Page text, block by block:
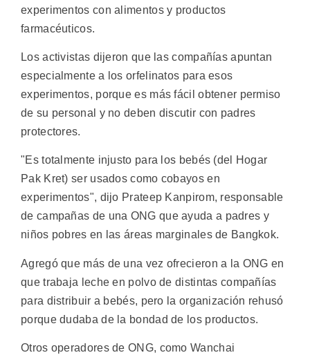
experimentos con alimentos y productos
farmacéuticos.
Los activistas dijeron que las compañías apuntan
especialmente a los orfelinatos para esos
experimentos, porque es más fácil obtener permiso
de su personal y no deben discutir con padres
protectores.
"Es totalmente injusto para los bebés (del Hogar
Pak Kret) ser usados como cobayos en
experimentos", dijo Prateep Kanpirom, responsable
de campañas de una ONG que ayuda a padres y
niños pobres en las áreas marginales de Bangkok.
Agregó que más de una vez ofrecieron a la ONG en
que trabaja leche en polvo de distintas compañías
para distribuir a bebés, pero la organización rehusó
porque dudaba de la bondad de los productos.
Otros operadores de ONG, como Wanchai